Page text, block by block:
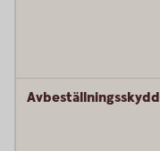
Avbeställningsskydd